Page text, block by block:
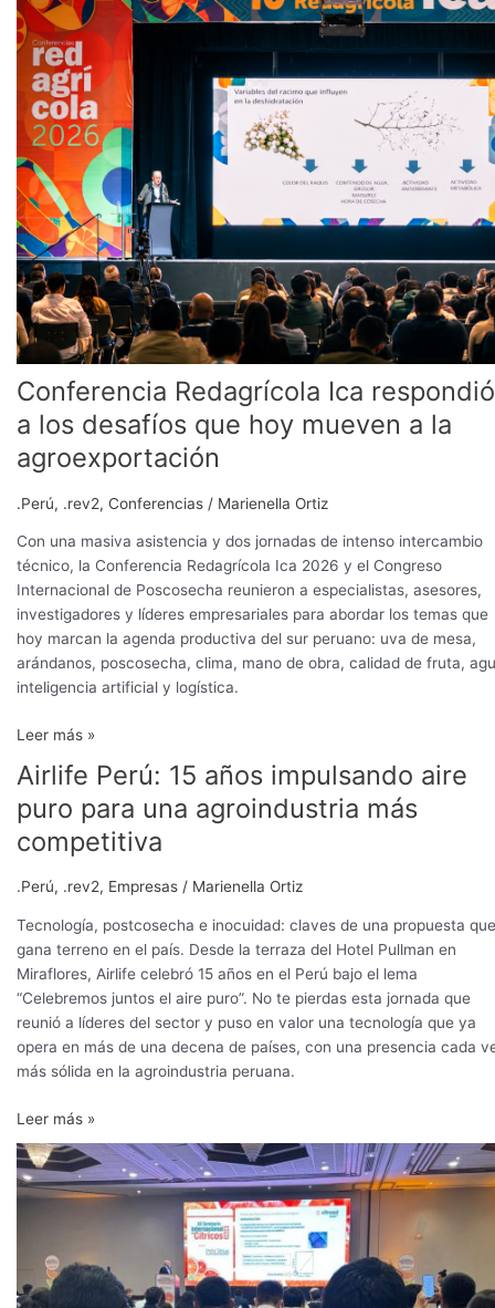
Conferencia Redagrícola Ica respondió
a los desafíos que hoy mueven a la
agroexportación
.Perú, .rev2, Conferencias / Marienella Ortiz
Con una masiva asistencia y dos jornadas de intenso intercambio
técnico, la Conferencia Redagrícola Ica 2026 y el Congreso
Internacional de Poscosecha reunieron a especialistas, asesores,
investigadores y líderes empresariales para abordar los temas que
hoy marcan la agenda productiva del sur peruano: uva de mesa,
arándanos, poscosecha, clima, mano de obra, calidad de fruta,
inteligencia artificial y logística.
Ica
respondió
los
desafíos
que
hoy
mueven
a
la
agroexportación
Leer más »
Airlife Perú: 15 años impulsando aire
puro para una agroindustria más
competitiva
.Perú, .rev2, Empresas / Marienella Ortiz
Tecnología, postcosecha e inocuidad: claves de una propuesta que
gana terreno en el país. Desde la terraza del Hotel Pullman en
Miraflores, Airlife celebró 15 años en el Perú bajo el lema
“Celebremos juntos el aire puro”. No te pierdas esta jornada que
reunió a líderes del sector y puso en valor una tecnología que ya
opera en más de una decena de países, con una presencia cada
más sólida en la agroindustria peruana.
Airlife
15
años
aire
puro
una
agroindustria
Leer más »
Citrosol
lidera
tratamientos
de